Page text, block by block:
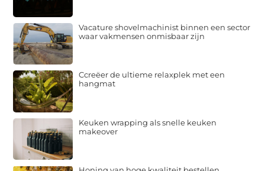
Vacature shovelmachinist binnen een sector
waar vakmensen onmisbaar zijn
Ccreëer de ultieme relaxplek met een
hangmat
Keuken wrapping als snelle keuken
makeover